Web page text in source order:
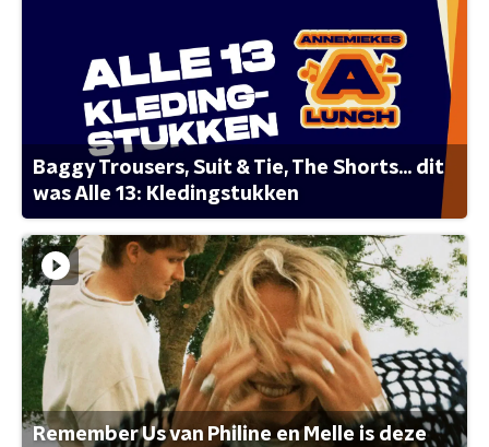
Baggy Trousers, Suit & Tie, The Shorts... dit
was Alle 13: Kledingstukken
Remember Us van Philine en Melle is deze